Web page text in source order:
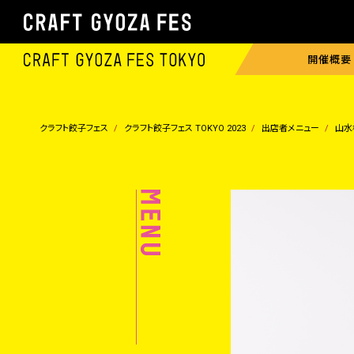
開催概要
クラフト餃子フェス クラフト餃子フェス TOKYO 2023 出店者メニュー 山水